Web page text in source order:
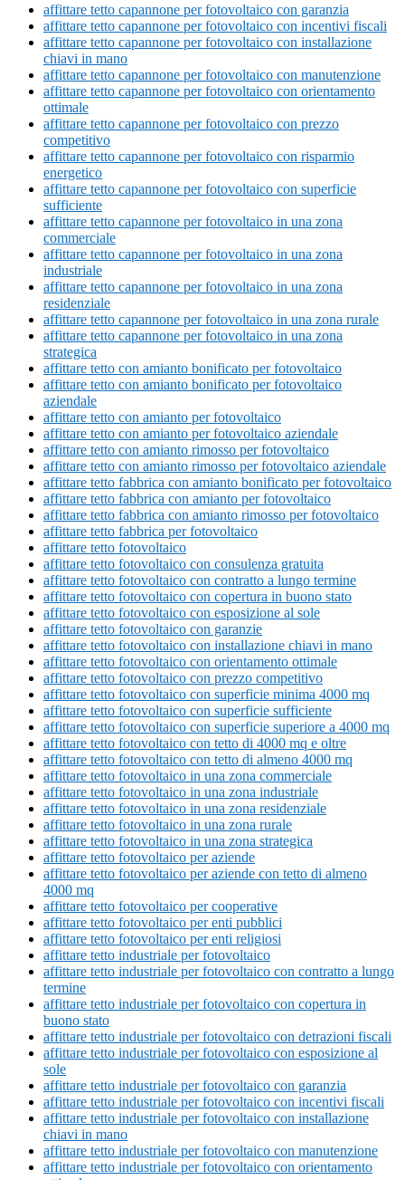
affittare tetto capannone per fotovoltaico con garanzia
affittare tetto capannone per fotovoltaico con incentivi fiscali
affittare tetto capannone per fotovoltaico con installazione
chiavi in mano
affittare tetto capannone per fotovoltaico con manutenzione
affittare tetto capannone per fotovoltaico con orientamento
ottimale
affittare tetto capannone per fotovoltaico con prezzo
competitivo
affittare tetto capannone per fotovoltaico con risparmio
energetico
affittare tetto capannone per fotovoltaico con superficie
sufficiente
affittare tetto capannone per fotovoltaico in una zona
commerciale
affittare tetto capannone per fotovoltaico in una zona
industriale
affittare tetto capannone per fotovoltaico in una zona
residenziale
affittare tetto capannone per fotovoltaico in una zona rurale
affittare tetto capannone per fotovoltaico in una zona
strategica
affittare tetto con amianto bonificato per fotovoltaico
affittare tetto con amianto bonificato per fotovoltaico
aziendale
affittare tetto con amianto per fotovoltaico
affittare tetto con amianto per fotovoltaico aziendale
affittare tetto con amianto rimosso per fotovoltaico
affittare tetto con amianto rimosso per fotovoltaico aziendale
affittare tetto fabbrica con amianto bonificato per fotovoltaico
affittare tetto fabbrica con amianto per fotovoltaico
affittare tetto fabbrica con amianto rimosso per fotovoltaico
affittare tetto fabbrica per fotovoltaico
affittare tetto fotovoltaico
affittare tetto fotovoltaico con consulenza gratuita
affittare tetto fotovoltaico con contratto a lungo termine
affittare tetto fotovoltaico con copertura in buono stato
affittare tetto fotovoltaico con esposizione al sole
affittare tetto fotovoltaico con garanzie
affittare tetto fotovoltaico con installazione chiavi in mano
affittare tetto fotovoltaico con orientamento ottimale
affittare tetto fotovoltaico con prezzo competitivo
affittare tetto fotovoltaico con superficie minima 4000 mq
affittare tetto fotovoltaico con superficie sufficiente
affittare tetto fotovoltaico con superficie superiore a 4000 mq
affittare tetto fotovoltaico con tetto di 4000 mq e oltre
affittare tetto fotovoltaico con tetto di almeno 4000 mq
affittare tetto fotovoltaico in una zona commerciale
affittare tetto fotovoltaico in una zona industriale
affittare tetto fotovoltaico in una zona residenziale
affittare tetto fotovoltaico in una zona rurale
affittare tetto fotovoltaico in una zona strategica
affittare tetto fotovoltaico per aziende
affittare tetto fotovoltaico per aziende con tetto di almeno
4000 mq
affittare tetto fotovoltaico per cooperative
affittare tetto fotovoltaico per enti pubblici
affittare tetto fotovoltaico per enti religiosi
affittare tetto industriale per fotovoltaico
affittare tetto industriale per fotovoltaico con contratto a lungo
termine
affittare tetto industriale per fotovoltaico con copertura in
buono stato
affittare tetto industriale per fotovoltaico con detrazioni fiscali
affittare tetto industriale per fotovoltaico con esposizione al
sole
affittare tetto industriale per fotovoltaico con garanzia
affittare tetto industriale per fotovoltaico con incentivi fiscali
affittare tetto industriale per fotovoltaico con installazione
chiavi in mano
affittare tetto industriale per fotovoltaico con manutenzione
affittare tetto industriale per fotovoltaico con orientamento